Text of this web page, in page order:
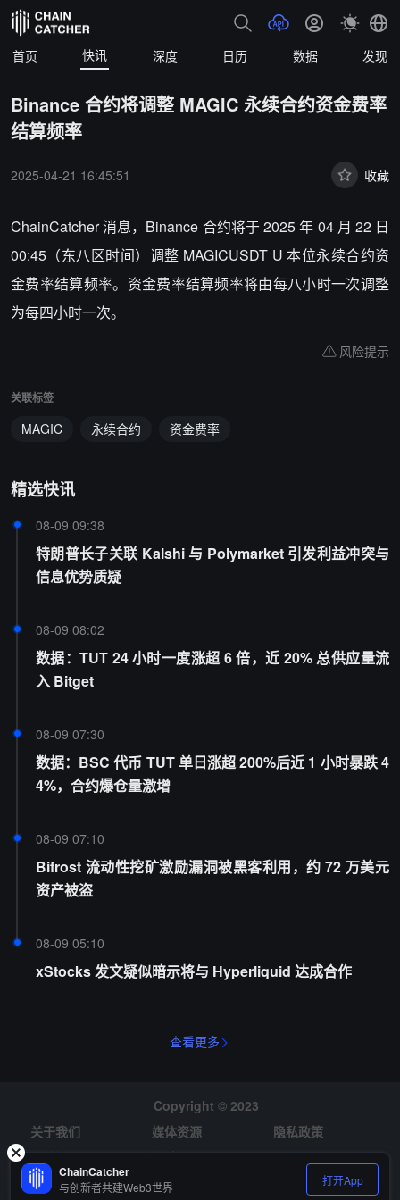
首页 快讯 深度 日历 数据 发现
Binance 合约将调整 MAGIC 永续合约资金费率
结算频率
2025-04-21 16:45:51 收藏
ChainCatcher 消息，Binance 合约将于 2025 年 04 月 22 日
00:45（东八区时间）调整 MAGICUSDT U 本位永续合约资
金费率结算频率。资金费率结算频率将由每八小时一次调整
为每四小时一次。
风险提示
关联标签
MAGIC 永续合约 资金费率
精选快讯
08-09 09:38
特朗普长子关联 Kalshi 与 Polymarket 引发利益冲突与
信息优势质疑
08-09 08:02
数据：TUT 24 小时一度涨超 6 倍，近 20% 总供应量流
入 Bitget
08-09 07:30
数据：BSC 代币 TUT 单日涨超 200%后近 1 小时暴跌 4
4%，合约爆仓量激增
08-09 07:10
Bifrost 流动性挖矿激励漏洞被黑客利用，约 72 万美元
资产被盗
08-09 05:10
xStocks 发文疑似暗示将与 Hyperliquid 达成合作
查看更多
Copyright © 2023
关于我们
媒体资源
隐私政策
风险提示
招聘
ChainCatcher
与创新者共建Web3世界 打开App